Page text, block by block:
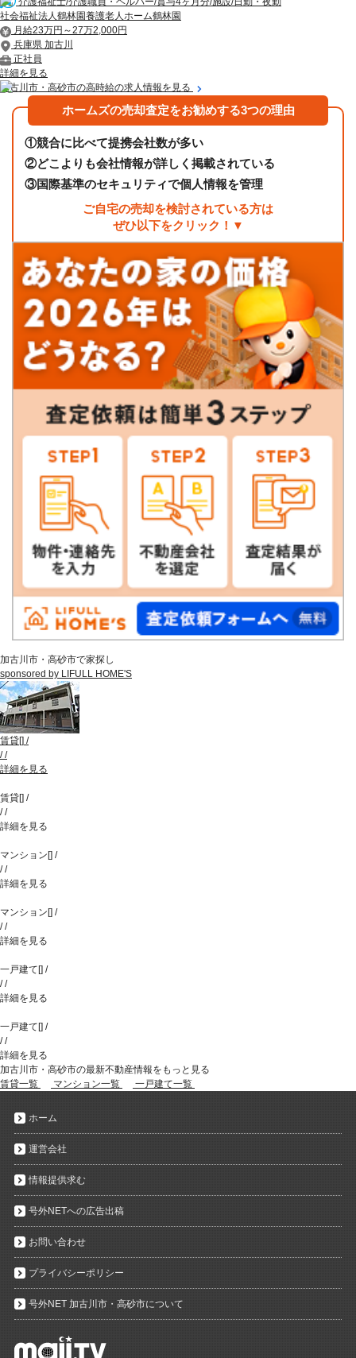
社会福祉法人鶴林園養護老人ホーム鶴林園
月給23万円～27万2,000円
兵庫県 加古川
正社員
詳細を見る
加古川市・高砂市の高時給の求人情報を見る
ホームズの売却査定をお勧めする3つの理由
①競合に比べて提携会社数が多い
②どこよりも会社情報が詳しく掲載されている
③国際基準のセキュリティで個人情報を管理
ご自宅の売却を検討されている方は
ぜひ以下をクリック！▼
加古川市・高砂市で家探し
sponsored by LIFULL HOME'S
賃貸[] /
//
詳細を見る
賃貸[] /
//
詳細を見る
マンション[] /
//
詳細を見る
マンション[] /
//
詳細を見る
一戸建て[] /
//
詳細を見る
一戸建て[] /
//
詳細を見る
加古川市・高砂市の最新不動産情報をもっと見る
賃貸一覧
マンション一覧 一戸建て一覧
ホーム
運営会社
情報提供求む
号外NETへの広告出稿
お問い合わせ
プライバシーポリシー
号外NET 加古川市・高砂市について